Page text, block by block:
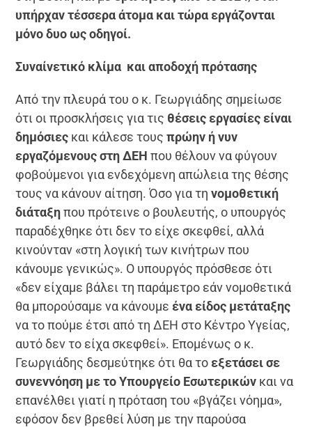
υπήρχαν τέσσερα άτομα και τώρα εργάζονται
μόνο δυο ως οδηγοί.
Συναίνετικό κλίμα και αποδοχή πρότασης
Από την πλευρά του ο κ. Γεωργιάδης σημείωσε
ότι οι προσκλήσεις για τις θέσεις εργασίες είναι
δημόσιες και κάλεσε τους πρώην ή νυν
εργαζόμενους στη ΔΕΗ που θέλουν να φύγουν
φοβούμενοι για ενδεχόμενη απώλεια της θέσης
τους να κάνουν αίτηση. Όσο για τηνομοθετική
διάταξηπου πρότεινε ο βουλευτής, ο υπουργός
παραδέχθηκε ότι δεν το είχε σκεφθεί, αλλά
κινούνταν «στη λογική των κινήτρων που
κάνουμε γενικώς». Ο υπουργός πρόσθεσε ότι
«δεν είχαμε βάλει τη παράμετρο εάν νομοθετικά
θα μπορούσαμε να κάνουμε ένα είδος μετάταξης
να το πούμε έτσι από τη ΔΕΗ στο Κέντρο Υγείας,
αυτό δεν το είχα σκεφθεί». Επομένως ο κ.
Γεωργιάδης δεσμεύτηκε ότι θα το εξετάσει σε
συνεννόηση με το Υπουργείο Εσωτερικών και να
επανέλθει γιατί η πρόταση του «βγάζει νόημα»,
εφόσον δεν βρεθεί λύση με την παρούσα